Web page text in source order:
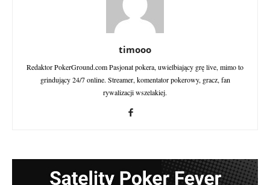
timooo
Redaktor PokerGround.com Pasjonat pokera, uwielbiający grę live, mimo to
grindujący 24/7 online. Streamer, komentator pokerowy, gracz, fan
rywalizacji wszelakiej.